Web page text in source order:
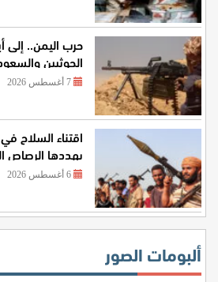
حرب اليمن.. إلى
الحوثيين
7 أغسطس 2026
اقتناء السلاح
يهددها الرصاص
6 أغسطس 2026
ألبومات الصور